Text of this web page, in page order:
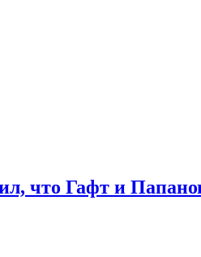
что Гафт и